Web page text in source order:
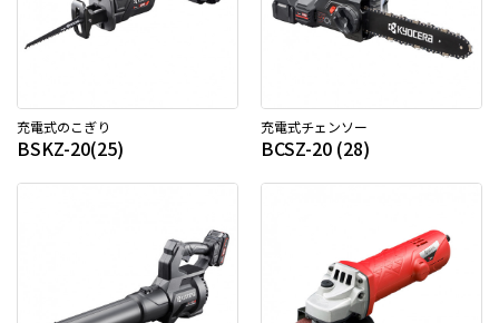
充電式のこぎり
BSKZ-20(25)
充電式チェンソー
BCSZ-20 (28)